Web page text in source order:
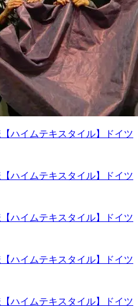
ハイムテキスタイル】ドイツ
ハイムテキスタイル】ドイツ
ハイムテキスタイル】ドイツ
ハイムテキスタイル】ドイツ
ハイムテキスタイル】ドイツ